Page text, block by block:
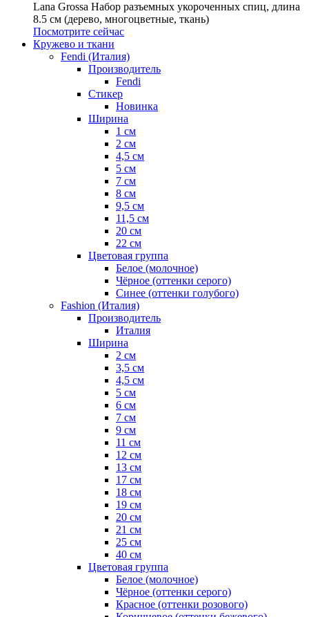
Lana Grossa Набор разъемных укороченных спиц, длина
8.5 см (дерево, многоцветные, ткань)
Посмотрите сейчас
Кружево и ткани
Fendi (Италия)
Производитель
Fendi
Стикер
Новинка
Ширина
1 см
2 см
4,5 см
5 см
7 см
8 см
9,5 см
11,5 см
20 см
22 см
Цветовая группа
Белое (молочное)
Чёрное (оттенки серого)
Синее (оттенки голубого)
Fashion (Италия)
Производитель
Италия
Ширина
2 см
3,5 см
4,5 см
5 см
6 см
7 см
9 см
11 см
12 см
13 см
17 см
18 см
19 см
20 см
21 см
25 см
40 см
Цветовая группа
Белое (молочное)
Чёрное (оттенки серого)
Красное (оттенки розового)